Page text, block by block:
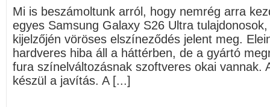
Mi is beszámoltunk arról, hogy nemrég arra
egyes Samsung Galaxy S26 Ultra
kijelzőjén vöröses elszíneződés jelent meg.
hardveres hiba áll a háttérben, de a gyártó
fura színelváltozásnak szoftveres okai vannak.
készül a javítás. A [...]